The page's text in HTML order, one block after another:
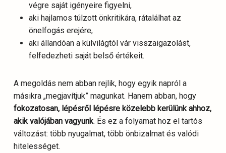
végre saját igényeire figyelni,
aki hajlamos túlzott önkritikára, rátalálhat az
önelfogás erejére,
aki állandóan a külvilágtól vár visszaigazolást,
felfedezheti saját belső értékeit.
A megoldás nem abban rejlik, hogy egyik napról a
másikra „megjavítjuk” magunkat. Hanem abban, hogy
fokozatosan, lépésről lépésre közelebb kerülünk ahhoz,
akik valójában vagyunk. És ez a folyamat hoz el tartós
változást: több nyugalmat, több önbizalmat és valódi
hitelességet.